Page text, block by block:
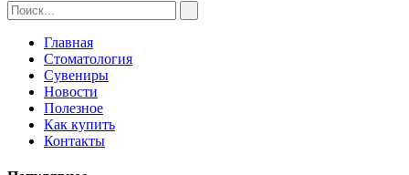
Главная
Стоматология
Сувениры
Новости
Полезное
Как купить
Контакты